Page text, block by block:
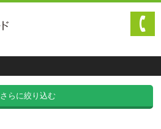
さらに絞り込む